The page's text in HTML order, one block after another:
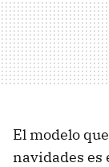
El modelo
navidades es